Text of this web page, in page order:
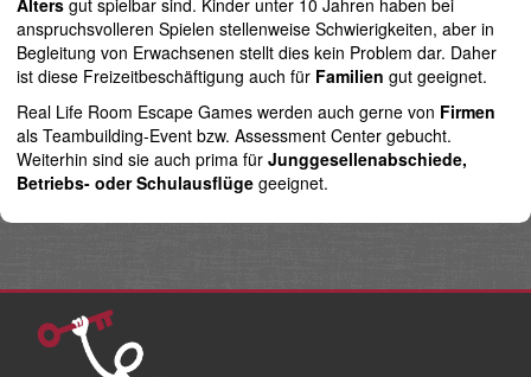
anspruchsvolleren Spielen stellenweise Schwierigkeiten, aber in
Begleitung von Erwachsenen stellt dies kein Problem dar. Daher
ist diese Freizeitbeschäftigung auch für Familien gut geeignet.
Real Life Room Escape Games werden auch gerne von Firmen
als Teambuilding-Event bzw. Assessment Center gebucht.
Weiterhin sind sie auch prima für Junggesellenabschiede,
Betriebs- oder Schulausflüge geeignet.